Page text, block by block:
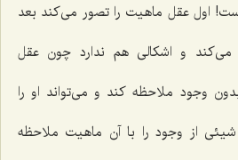
اول عقل ماهیت را تصور می‌کند بعد
و اشکالی هم ندارد چون عقل
وجود ملاحظه کند و می‌تواند او را
از وجود را با آن ماهیت ملاحظه